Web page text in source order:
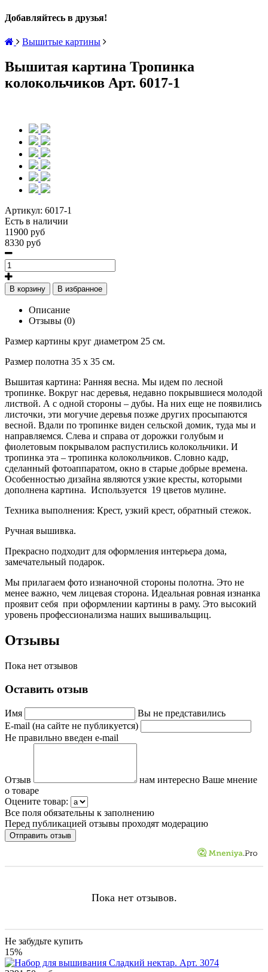
Добавляйтесь в друзья!
Вышитые картины
Вышитая картина Тропинка
колокольчиков Арт. 6017-1
Артикул: 6017-1
Есть в наличии
11900 руб
8330 руб
В корзину В избранное
Описание
Отзывы (0)
Размер картины круг диаметром 25 см.
Размер полотна 35 х 35 см.
Вышитая картина: Ранняя весна. Мы идем по лесной
тропинке. Вокруг нас деревья, недавно покрывшиеся молодой
листвой. А с одной стороны – дубы. На них еще не появились
листочки, эти могучие деревья позже других просыпаются
весной. Вдали по тропинке виден сельской домик, туда мы и
направляемся. Слева и справа от дорожки голубым и
фиолетовым покрывалом распустились колокольчики. И
тропинка эта – тропинка колокольчиков. Словно кадр,
сделанный фотоаппаратом, окно в старые добрые времена.
Особенностью дизайна являются узкие кресты, которыми
дополнена картина. Используется 19 цветов мулине.
Техника выполнения: Крест, узкий крест, обратный стежок.
Ручная вышивка.
Прекрасно подходит для оформления интерьера дома,
замечательный подарок.
Мы прилагаем фото изнаночной стороны полотна. Это не
менее важно, чем лицевая сторона. Идеальная ровная изнанка
проявит себя при оформлении картины в раму. Это высокий
уровень профессионализма наших вышивальщиц.
Отзывы
Пока нет отзывов
Оставить отзыв
Имя
Вы не представились
E-mail (на сайте не публикуется)
Не правильно введен e-mail
Отзыв
нам интересно Ваше мнение
о товаре
Оцените товар:
Все поля обязательны к заполнению
Перед публикацией отзывы проходят модерацию
Пока нет отзывов.
Не забудьте купить
15%